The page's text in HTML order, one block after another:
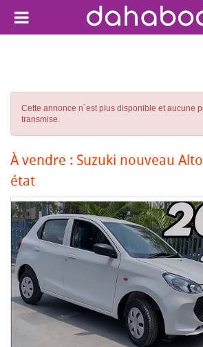
Cette annonce n´est plus disponible et aucune
transmise.
À vendre : Suzuki nouveau
état